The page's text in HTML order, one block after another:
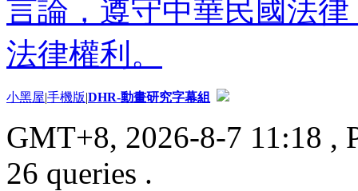
言論，遵守中華民國法
法律權利。
小黑屋|手機版|DHR-動畫研究字幕組
GMT+8, 2026-8-7 11:18 ,
26 queries .